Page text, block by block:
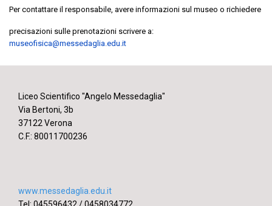
Per contattare il responsabile, avere informazioni sul museo o richiedere
precisazioni sulle prenotazioni scrivere a:
museofisica@messedaglia.edu.it
Liceo Scientifico "Angelo Messedaglia"
Via Bertoni, 3b
37122 Verona
C.F.: 80011700236
www.messedaglia.edu.it